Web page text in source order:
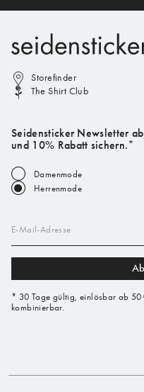
Storefinder
The Shirt Club
Seidensticker Newsletter
und 10% Rabatt sichern.*
Damenmode
Herrenmode
E-Mail-Adresse
* 30 Tage gültig, einlösbar ab 50
kombinierbar.